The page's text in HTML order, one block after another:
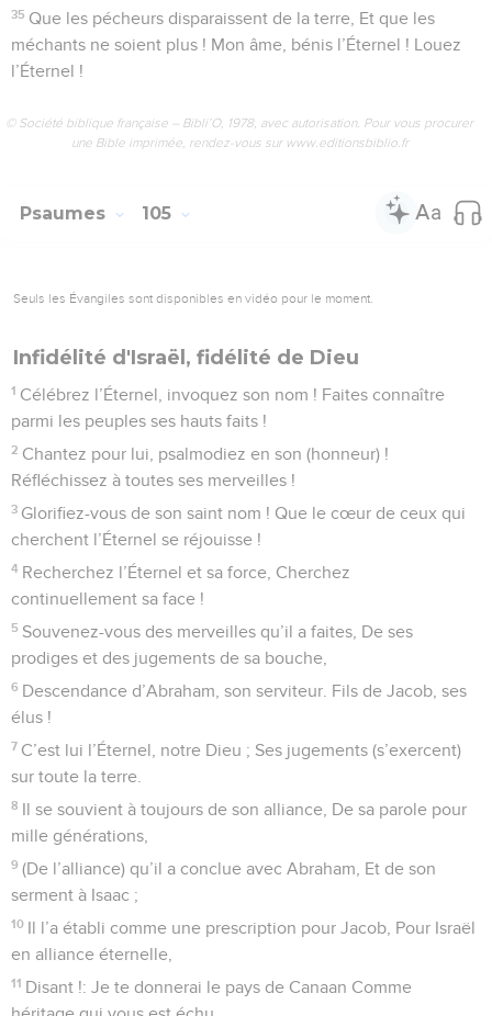
35 Que les pécheurs disparaissent de la terre, Et que les
méchants ne soient plus ! Mon âme, bénis l’Éternel ! Louez
l’Éternel !
© Société biblique française – Bibli’O, 1978, avec autorisation. Pour vous procurer
une Bible imprimée, rendez-vous sur www.editionsbiblio.fr
Psaumes 105
Seuls les Évangiles sont disponibles en vidéo pour le moment.
Infidélité d'Israël, fidélité de Dieu
1 Célébrez l’Éternel, invoquez son nom ! Faites connaître
parmi les peuples ses hauts faits !
2 Chantez pour lui, psalmodiez en son (honneur) !
Réfléchissez à toutes ses merveilles !
3 Glorifiez-vous de son saint nom ! Que le cœur de ceux qui
cherchent l’Éternel se réjouisse !
4 Recherchez l’Éternel et sa force, Cherchez
continuellement sa face !
5 Souvenez-vous des merveilles qu’il a faites, De ses
prodiges et des jugements de sa bouche,
6 Descendance d’Abraham, son serviteur. Fils de Jacob, ses
élus !
7 C’est lui l’Éternel, notre Dieu ; Ses jugements (s’exercent)
sur toute la terre.
8 Il se souvient à toujours de son alliance, De sa parole pour
mille générations,
9 (De l’alliance) qu’il a conclue avec Abraham, Et de son
serment à Isaac ;
10 Il l’a établi comme une prescription pour Jacob, Pour Israël
en alliance éternelle,
11 Disant !: Je te donnerai le pays de Canaan Comme